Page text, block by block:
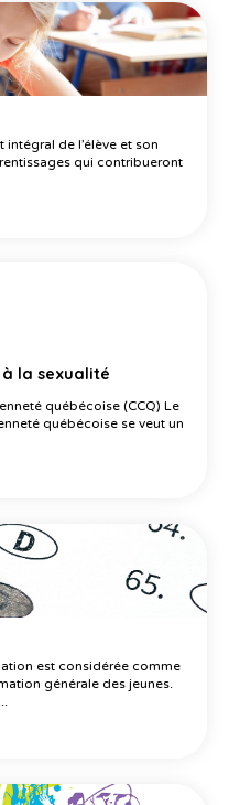
de l’élève et son
qui contribueront
à la sexualité
québécoise (CCQ) Le
québécoise se veut un
est considérée comme
générale des jeunes.